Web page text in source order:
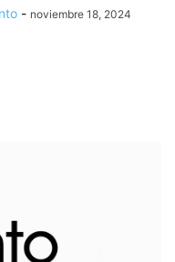
- noviembre 18, 2024